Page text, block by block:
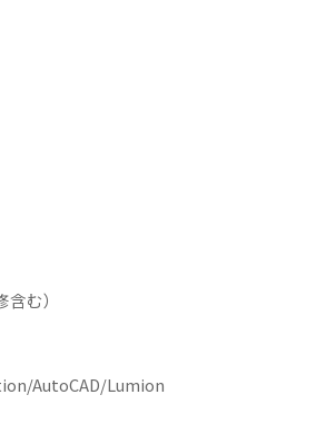
む）
AutoCAD/Lumion